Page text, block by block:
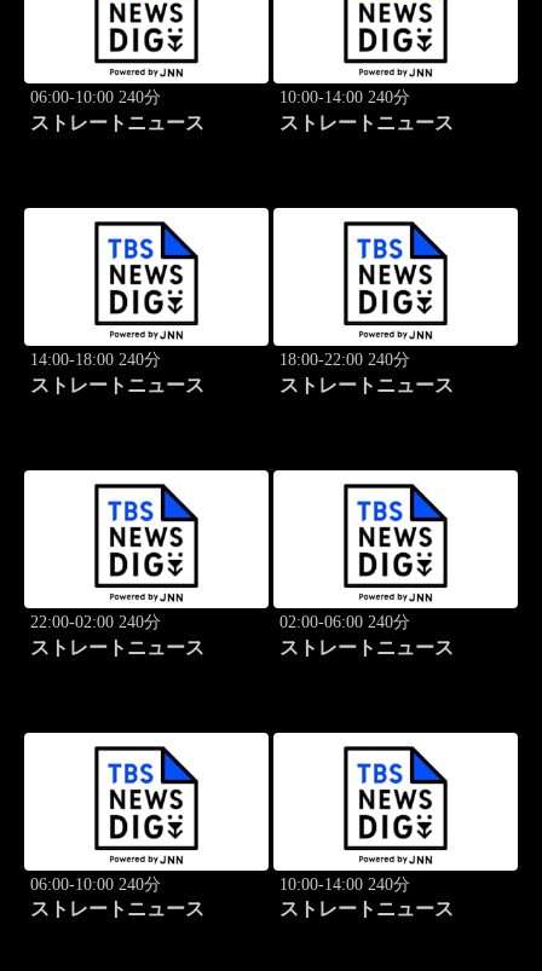
06:00-10:00 240分
ストレートニュース
10:00-14:00 240分
ストレートニュース
14:00-18:00 240分
ストレートニュース
18:00-22:00 240分
ストレートニュース
22:00-02:00 240分
ストレートニュース
02:00-06:00 240分
ストレートニュース
06:00-10:00 240分
ストレートニュース
10:00-14:00 240分
ストレートニュース